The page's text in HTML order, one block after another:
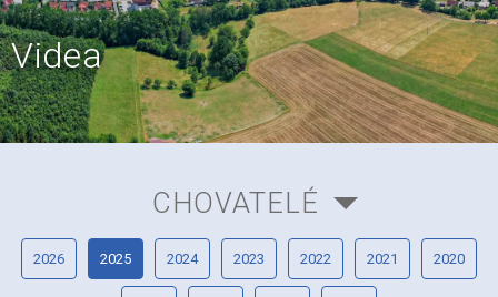
Videa
CHOVATELÉ
2026 2025 2024 2023 2022 2021 2020